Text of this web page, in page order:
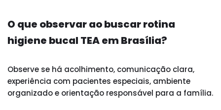
O que observar ao buscar rotina
higiene bucal TEA em Brasília?
Observe se há acolhimento, comunicação clara,
experiência com pacientes especiais, ambiente
organizado e orientação responsável para a família.